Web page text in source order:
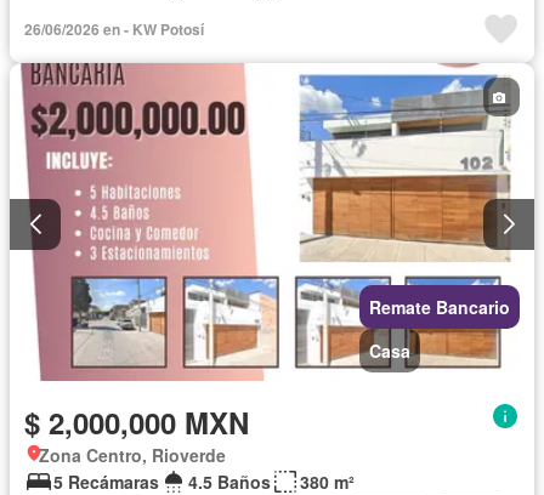
26/06/2026 en - KW Potosí
Remate Bancario
Casa
$ 2,000,000 MXN
Zona Centro, Rioverde
5 Recámaras
4.5 Baños
380 m²